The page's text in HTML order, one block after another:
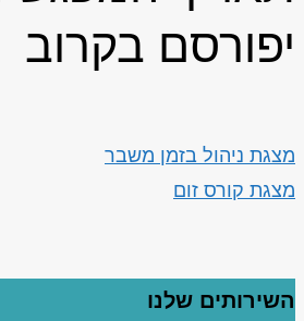
יפורסם בקרוב
מצגת ניהול בזמן משבר
מצגת קורס זום
השירותים שלנו